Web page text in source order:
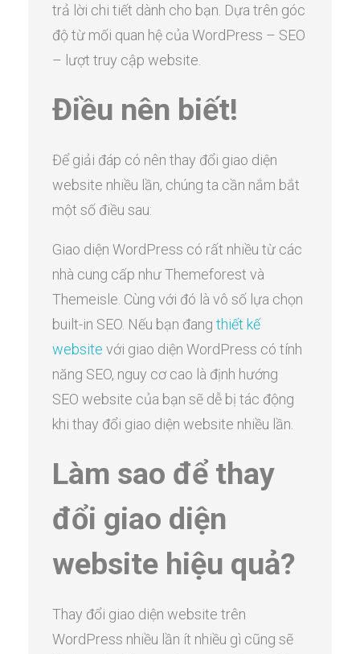
trả lời chi tiết dành cho bạn. Dựa trên góc
độ từ mối quan hệ của WordPress – SEO
– lượt truy cập website.
Điều nên biết!
Để giải đáp có nên thay đổi giao diện
website nhiều lần, chúng ta cần nắm bắt
một số điều sau:
Giao diện WordPress có rất nhiều từ các
nhà cung cấp như Themeforest và
Themeisle. Cùng với đó là vô số lựa chọn
built-in SEO. Nếu bạn đangthiết kế
website với giao diện WordPress có tính
năng SEO, nguy cơ cao là định hướng
SEO website của bạn sẽ dễ bị tác động
khi thay đổi giao diện website nhiều lần.
Làm sao để thay
đổi giao diện
website hiệu quả?
Thay đổi giao diện website trên
WordPress nhiều lần ít nhiều gì cũng sẽ